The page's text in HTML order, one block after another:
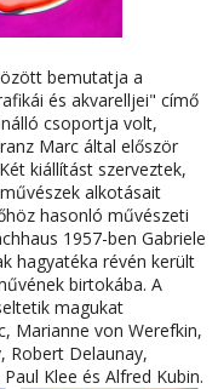
bemutatja a
és akvarelljei" címő
csoportja volt,
Marc által először
kiállítást szerveztek,
alkotásait
hasonló művészeti
1957-ben Gabriele
hagyatéka révén került
birtokába. A
magukat
Marianne von Werefkin,
Robert Delaunay,
Klee és Alfred Kubin.